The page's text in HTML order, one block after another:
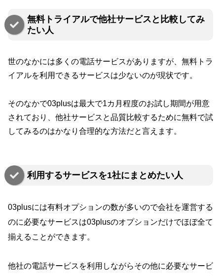
無料トライアルで他社サービスと比較してみ
たい人
世のなかには多くの電話サービスがありますが、無料トラ
イアルを利用できるサービスは少ないのが現状です。
そのなかで03plusは最大で1カ月程度のお試し期間が用意
されており、他社サービスと品質比較するために無料で試
してみるのはかなり合理的な方法だと言えます。
利用するサービスを1社にまとめたい人
03plusには有料オプションの数が多いので会社を運営する
のに必要なサービスは03plusのオプションだけでほぼ全て
揃えることができます。
他社の電話サービスを利用しながらその他に必要なサービ